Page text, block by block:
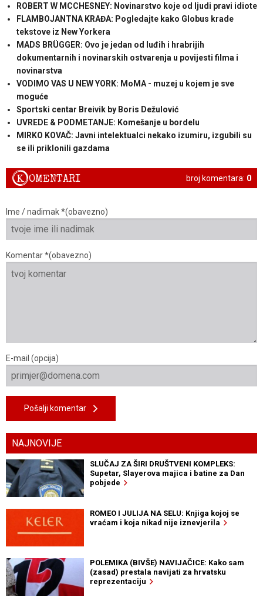
ROBERT W MCCHESNEY: Novinarstvo koje od ljudi pravi idiote
FLAMBOJANTNA KRAĐA: Pogledajte kako Globus krade
tekstove iz New Yorkera
MADS BRÜGGER: Ovo je jedan od luđih i hrabrijih
dokumentarnih i novinarskih ostvarenja u povijesti filma i
novinarstva
VODIMO VAS U NEW YORK: MoMA - muzej u kojem je sve
moguće
Sportski centar Breivik by Boris Dežulović
UVREDE & PODMETANJE: Komešanje u bordelu
MIRKO KOVAČ: Javni intelektualci nekako izumiru, izgubili su
se ili priklonili gazdama
broj komentara: 0
KOMENTARI
Ime / nadimak *(obavezno)
Komentar *(obavezno)
E-mail (opcija)
Pošalji komentar
NAJNOVIJE
SLUČAJ ZA ŠIRI DRUŠTVENI KOMPLEKS:
Supetar, Slayerova majica i batine za Dan
pobjede
ROMEO I JULIJA NA SELU: Knjiga kojoj se
vraćam i koja nikad nije iznevjerila
POLEMIKA (BIVŠE) NAVIJAČICE: Kako sam
(zasad) prestala navijati za hrvatsku
reprezentaciju